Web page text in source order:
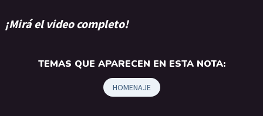
¡Mirá el video completo!
TEMAS QUE APARECEN EN ESTA NOTA:
HOMENAJE